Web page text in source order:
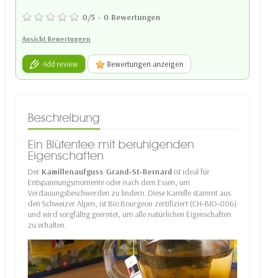
0/5 - 0 Bewertungen
Ansicht Bewertungen
Add review Bewertungen anzeigen
Beschreibung
Ein Blütentee mit beruhigenden
Eigenschaften
Der Kamillenaufguss Grand‑St‑Bernard ist ideal für
Entspannungsmomente oder nach dem Essen, um
Verdauungsbeschwerden zu lindern. Diese Kamille stammt aus
den Schweizer Alpen, ist Bio Bourgeon zertifiziert (CH‑BIO‑006)
und wird sorgfältig geerntet, um alle natürlichen Eigenschaften
zu erhalten.